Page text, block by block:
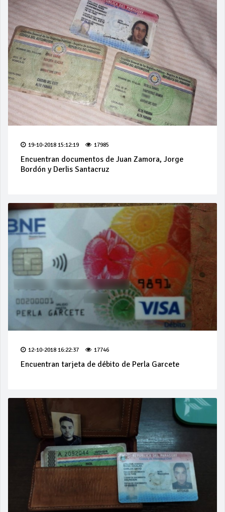
19-10-2018 15:12:19 17985
Encuentran documentos de Juan Zamora, Jorge
Bordón y Derlis Santacruz
12-10-2018 16:22:37 17746
Encuentran tarjeta de débito de Perla Garcete